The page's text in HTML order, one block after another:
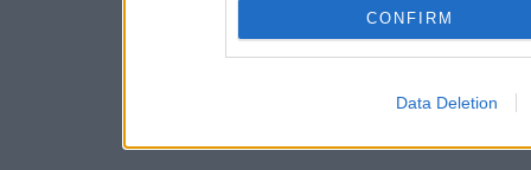
CONFIRM
Data Deletion